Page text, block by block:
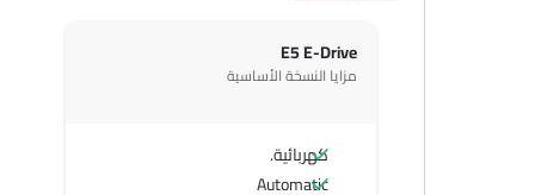
E5 E-Drive
مزايا النسخة الأساسية
كهربائية.
Automatic